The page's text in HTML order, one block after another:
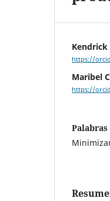
Kendrick
https://
Maribel
https://
Palabras